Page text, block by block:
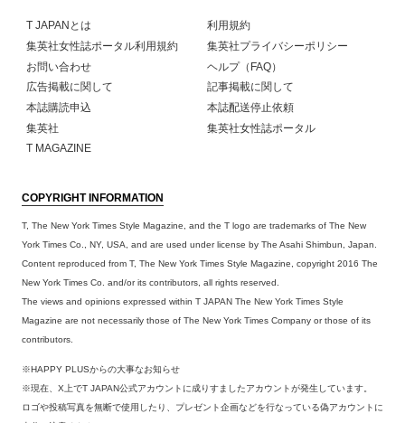
T JAPANとは
利用規約
集英社女性誌ポータル利用規約
集英社プライバシーポリシー
お問い合わせ
ヘルプ（FAQ）
広告掲載に関して
記事掲載に関して
本誌購読申込
本誌配送停止依頼
集英社
集英社女性誌ポータル
T MAGAZINE
COPYRIGHT INFORMATION
T, The New York Times Style Magazine, and the T logo are trademarks of The New
York Times Co., NY, USA, and are used under license by The Asahi Shimbun, Japan.
Content reproduced from T, The New York Times Style Magazine, copyright 2016 The
New York Times Co. and/or its contributors, all rights reserved.
The views and opinions expressed within T JAPAN The New York Times Style
Magazine are not necessarily those of The New York Times Company or those of its
contributors.
※HAPPY PLUSからの大事なお知らせ
※現在、X上でT JAPAN公式アカウントに成りすましたアカウントが発生しています。
ロゴや投稿写真を無断で使用したり、プレゼント企画などを行なっている偽アカウントに